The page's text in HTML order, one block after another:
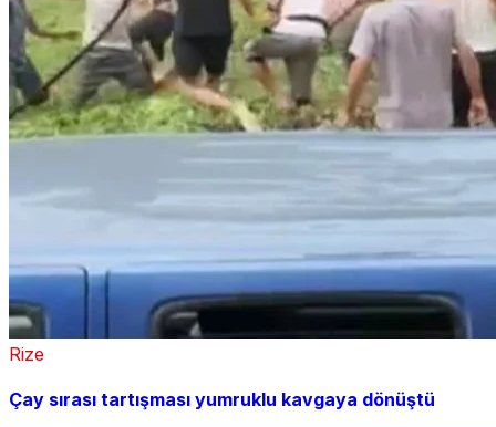
Rize
Çay sırası tartışması yumruklu kavgaya dönüştü